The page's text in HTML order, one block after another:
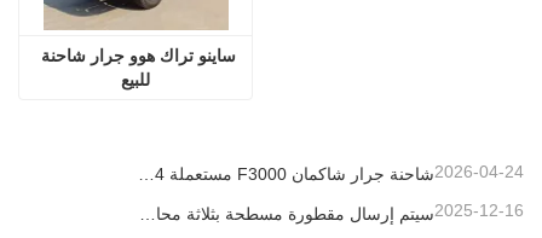
للبيع
شاحنة جرار شاكمان F3000 مستعملة 6x4 جاهزة للتصدير إلى نيجيريا 2026-04-24
2025-12-16